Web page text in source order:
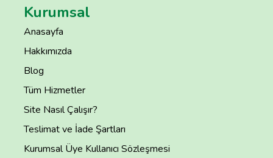
Kurumsal
Anasayfa
Hakkımızda
Blog
Tüm Hizmetler
Site Nasıl Çalışır?
Teslimat ve İade Şartları
Kurumsal Üye Kullanıcı Sözleşmesi